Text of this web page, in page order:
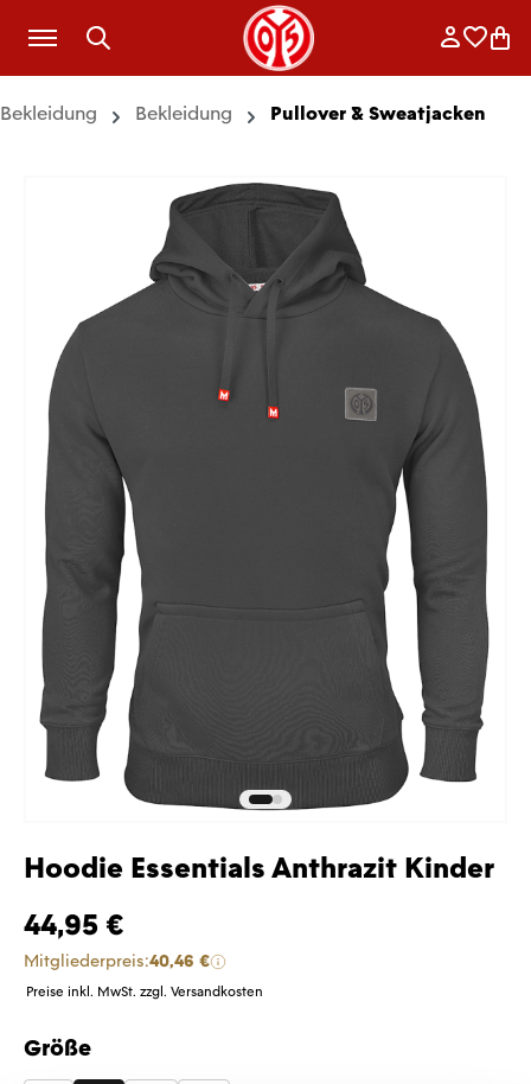
Zum Hauptinhalt springen
Bekleidung Bekleidung Pullover & Sweatjacken
Hoodie Essentials Anthrazit Kinder
44,95 €
Mitgliederpreis:40,46 €
Preise inkl. MwSt. zzgl. Versandkosten
Größe
auswählen